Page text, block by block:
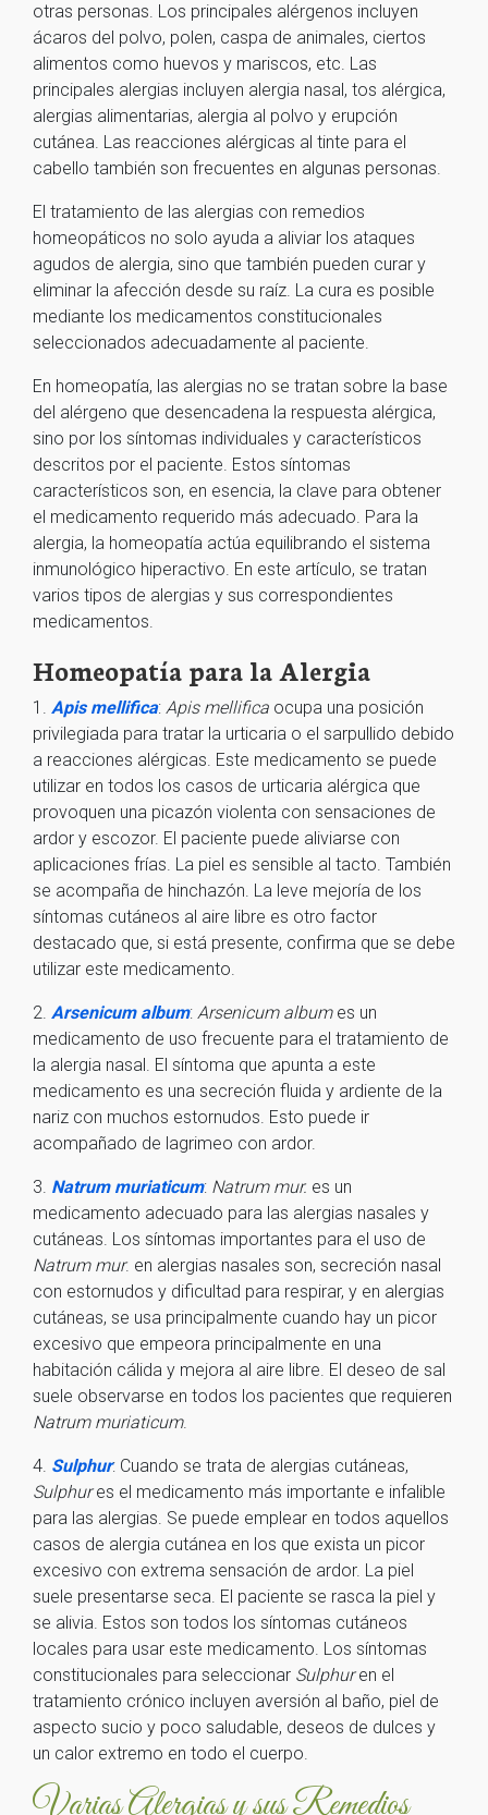
otras personas. Los principales alérgenos incluyen
ácaros del polvo, polen, caspa de animales, ciertos
alimentos como huevos y mariscos, etc. Las
principales alergias incluyen alergia nasal, tos alérgica,
alergias alimentarias, alergia al polvo y erupción
cutánea. Las reacciones alérgicas al tinte para el
cabello también son frecuentes en algunas personas.
El tratamiento de las alergias con remedios
homeopáticos no solo ayuda a aliviar los ataques
agudos de alergia, sino que también pueden curar y
eliminar la afección desde su raíz. La cura es posible
mediante los medicamentos constitucionales
seleccionados adecuadamente al paciente.
En homeopatía, las alergias no se tratan sobre la base
del alérgeno que desencadena la respuesta alérgica,
sino por los síntomas individuales y característicos
descritos por el paciente. Estos síntomas
característicos son, en esencia, la clave para obtener
el medicamento requerido más adecuado. Para la
alergia, la homeopatía actúa equilibrando el sistema
inmunológico hiperactivo. En este artículo, se tratan
varios tipos de alergias y sus correspondientes
medicamentos.
Homeopatía para la Alergia
1. Apis mellifica: Apis mellifica ocupa una posición
privilegiada para tratar la urticaria o el sarpullido debido
a reacciones alérgicas. Este medicamento se puede
utilizar en todos los casos de urticaria alérgica que
provoquen una picazón violenta con sensaciones de
ardor y escozor. El paciente puede aliviarse con
aplicaciones frías. La piel es sensible al tacto. También
se acompaña de hinchazón. La leve mejoría de los
síntomas cutáneos al aire libre es otro factor
destacado que, si está presente, confirma que se debe
utilizar este medicamento.
2. Arsenicum album: Arsenicum albumes un
medicamento de uso frecuente para el tratamiento de
la alergia nasal. El síntoma que apunta a este
medicamento es una secreción fluida y ardiente de la
nariz con muchos estornudos. Esto puede ir
acompañado de lagrimeo con ardor.
3. Natrum muriaticum: Natrum mur. es un
medicamento adecuado para las alergias nasales y
cutáneas. Los síntomas importantes para el uso de
Natrum mur. en alergias nasales son, secreción nasal
con estornudos y dificultad para respirar, y en alergias
cutáneas, se usa principalmente cuando hay un picor
excesivo que empeora principalmente en una
habitación cálida y mejora al aire libre. El deseo de sal
suele observarse en todos los pacientes que requieren
Natrum muriaticum.
4. Sulphur: Cuando se trata de alergias cutáneas,
Sulphures el medicamento más importante e infalible
para las alergias. Se puede emplear en todos aquellos
casos de alergia cutánea en los que exista un picor
excesivo con extrema sensación de ardor. La piel
suele presentarse seca. El paciente se rasca la piel y
se alivia. Estos son todos los síntomas cutáneos
locales para usar este medicamento. Los síntomas
constitucionales para seleccionar Sulphuren el
tratamiento crónico incluyen aversión al baño, piel de
aspecto sucio y poco saludable, deseos de dulces y
un calor extremo en todo el cuerpo.
Varias Alergias y sus Remedios